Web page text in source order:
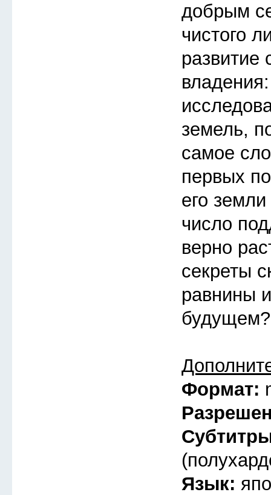
добрым
чистого
развитие
земель,
самое
первых
его
число
верно
секреты
равнины
будущем?
Формат:
Язык: